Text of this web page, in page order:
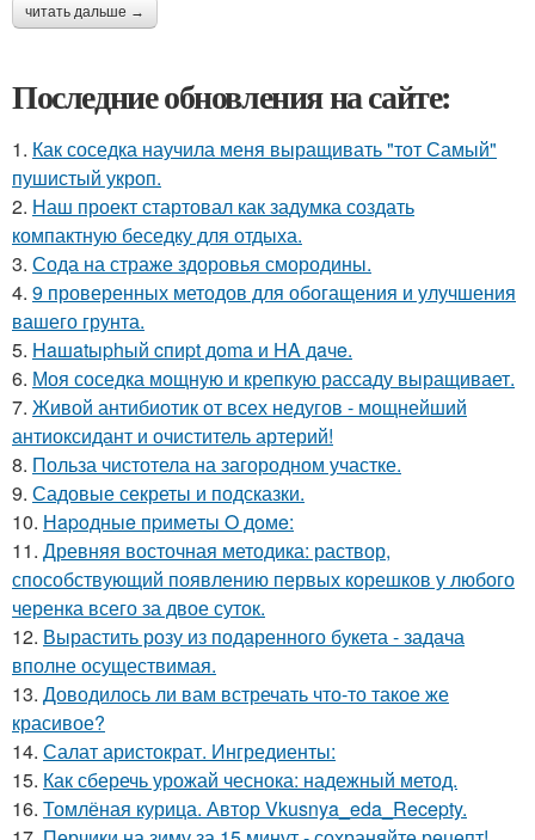
читать дальше →
Последние обновления на сайте:
1. Как соседка научила меня выращивать "тот Самый"
пушистый укроп.
2. Наш проект стартовал как задумка создать
компактную беседку для отдыха.
3. Сода на страже здоровья смородины.
4. 9 проверенных методов для обогащения и улучшения
вашего грунта.
5. Haшatыphый cпиpt дoma и HA дaчe.
6. Моя соседка мощную и крепкую рассаду выращивает.
7. Живой антибиотик от всех недугов - мощнейший
антиоксидант и очиститель артерий!
8. Польза чистотела на загородном участке.
9. Садовые секреты и подсказки.
10. Нapoдныe пpимeты O дoмe:
11. Древняя восточная методика: раствор,
способствующий появлению первых корешков у любого
черенка всего за двое суток.
12. Вырастить розу из подаренного букета - задача
вполне осуществимая.
13. Доводилось ли вам встречать что-то такое же
красивое?
14. Салат аристократ. Ингредиенты:
15. Как сберечь урожай чеснока: надежный метод.
16. Томлёная курица. Автор Vkusnya_eda_Recepty.